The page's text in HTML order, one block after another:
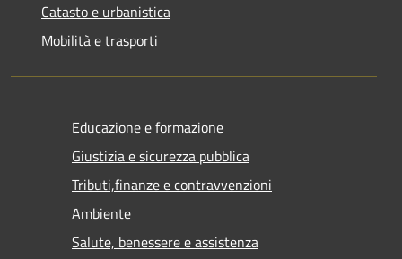
Catasto e urbanistica
Mobilità e trasporti
Educazione e formazione
Giustizia e sicurezza pubblica
Tributi,finanze e contravvenzioni
Ambiente
Salute, benessere e assistenza